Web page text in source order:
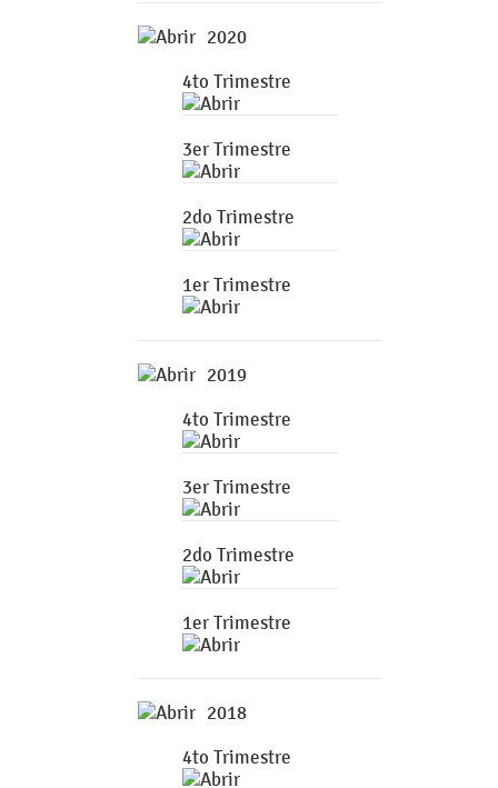
2020
4to Trimestre
3er Trimestre
2do Trimestre
1er Trimestre
2019
4to Trimestre
3er Trimestre
2do Trimestre
1er Trimestre
2018
4to Trimestre